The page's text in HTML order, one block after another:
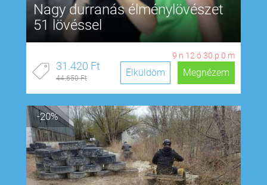
Nagy durranás élménylövészet
51 lövéssel
9n 12ó 29p 59 m
31.420 Ft
44.650 Ft Megnézem
Elküldöm
-20%